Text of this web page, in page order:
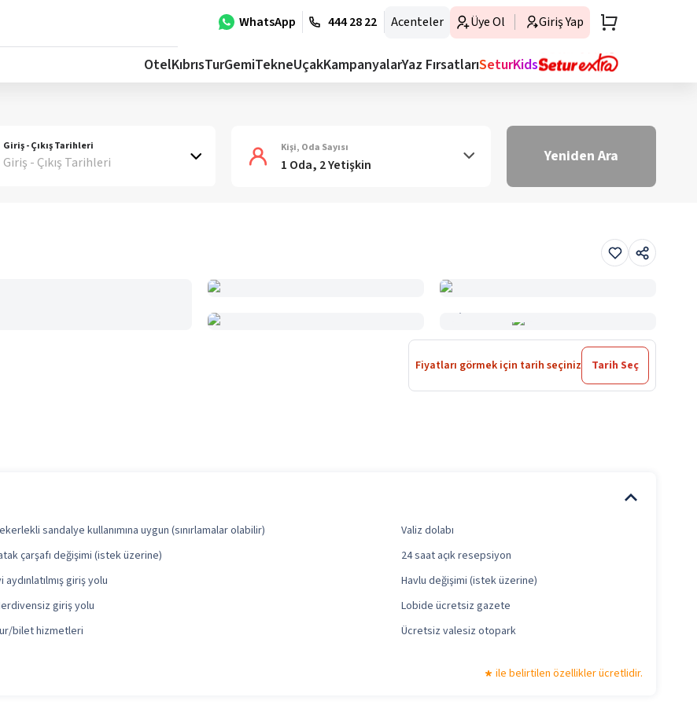
WhatsApp 444 28 22 Acenteler Üye Ol Giriş Yap
OtelKıbrısTurGemiTekneUçakKampanyalarYaz FırsatlarıSeturKids
Giriş - Çıkış Tarihleri
Giriş - Çıkış Tarihleri
Kişi, Oda Sayısı
1 Oda, 2 Yetişkin Yeniden Ara
Fiyatları görmek için tarih seçiniz Tarih Seç
sandalye kullanımına uygun (sınırlamalar olabilir)
Valiz dolabı
çarşafı değişimi (istek üzerine)
24 saat açık resepsiyon
aydınlatılmış giriş yolu
Havlu değişimi (istek üzerine)
giriş yolu
Lobide ücretsiz gazete
bilet hizmetleri
Ücretsiz valesiz otopark
ile belirtilen özellikler ücretlidir.